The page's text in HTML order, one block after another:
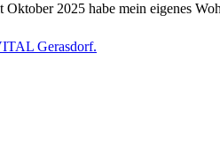
2025 habe mein eigenes
Gerasdorf.